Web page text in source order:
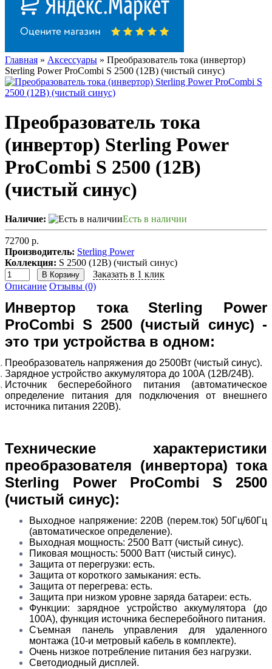
Главная » Аксессуары » Преобразователь тока (инвертор)
Sterling Power ProCombi S 2500 (12В) (чистый синус)
Преобразователь тока
(инвертор) Sterling Power
ProCombi S 2500 (12В)
(чистый синус)
Наличие: Есть в наличии
72700 р.
Производитель: Sterling Power
Коллекция: S 2500 (12В) (чистый синус)
В Корзину
Заказать в 1 клик
Описание Отзывы (0)
Инвертор тока Sterling Power
ProCombi S 2500 (чистый синус) -
это три устройства в одном:
Преобразователь напряжения до 2500Вт (чистый синус).
Зарядное устройство аккумулятора до 100А (12В/24В).
Источник бесперебойного питания (автоматическое
определение питания для подключения от внешнего
источника питания 220В).
Технические характеристики
преобразователя (инвертора) тока
Sterling Power ProCombi S 2500
(чистый синус):
Выходное напряжение: 220В (перем.ток) 50Гц/60Гц
(автоматическое определение).
Выходная мощность: 2500 Ватт (чистый синус).
Пиковая мощность: 5000 Ватт (чистый синус).
Защита от перегрузки: есть.
Защита от короткого замыкания: есть.
Защита от перегрева: есть.
Защита при низком уровне заряда батареи: есть.
Функции: зарядное устройство аккумулятора (до
100А), функция источника бесперебойного питания.
Съемная панель управления для удаленного
монтажа (10-и метровый кабель в комплекте).
Очень низкое потребление питания без нагрузки.
Светодиодный дисплей.